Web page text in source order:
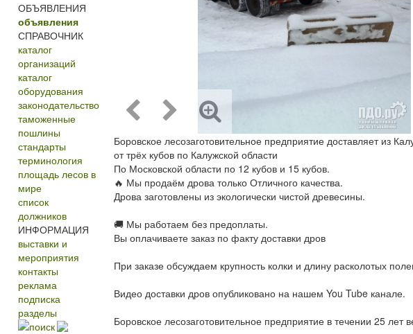
ОБЪЯВЛЕНИЯ
объявления
СПРАВОЧНИК
каталог
организаций
каталог
оборудования
законодательство
таможенные
пошлины
стандарты
терминология
площадь лесов в
мире
список
должников
ИНФОРМАЦИЯ
выставки и
мероприятия
контакты
реклама
подписка
разделы
поиск
Боровское лесозаготовительное предприятие доставляет из
от трёх кубов по Калужской области
По Московской области по 12 кубов и 15 кубов.
🔥 Мы продаём дрова только Отличного качества.
Дрова заготовлены из экологически чистой древесины.
🚚 Мы работаем без предоплаты.
Вы оплачиваете заказ по факту доставки дров
При заказе обсуждаем крупность колки и длину расколотых
Видео доставки дров опубликовано на нашем You Tube канале.
Боровское лесозаготовительное предприятие в течении 25 лет